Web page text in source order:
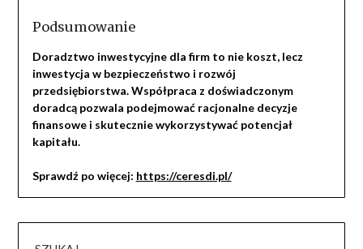
Podsumowanie
Doradztwo inwestycyjne dla firm to nie koszt, lecz
inwestycja w bezpieczeństwo i rozwój
przedsiębiorstwa. Współpraca z doświadczonym
doradcą pozwala podejmować racjonalne decyzje
finansowe i skutecznie wykorzystywać potencjał
kapitału.
Sprawdź po więcej: https://ceresdi.pl/